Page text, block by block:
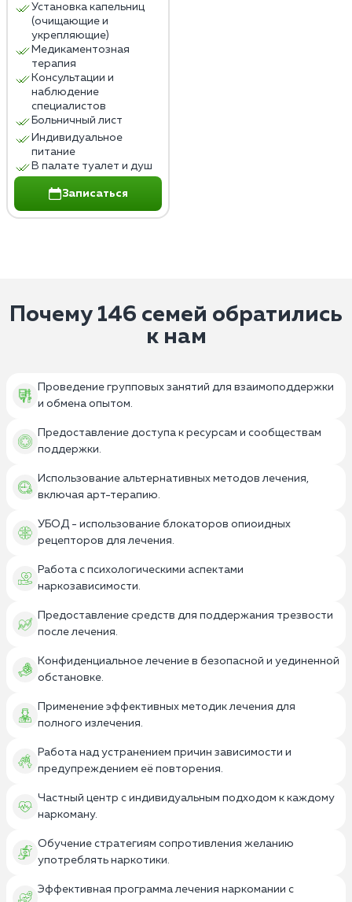
Установка капельниц
(очищающие и
укрепляющие)
Медикаментозная
терапия
Консультации и
наблюдение
специалистов
Больничный лист
Индивидуальное
питание
В палате туалет и душ
Записаться
Почему 146 семей обратились
к нам
Проведение групповых занятий для взаимоподдержки
и обмена опытом.
Предоставление доступа к ресурсам и сообществам
поддержки.
Использование альтернативных методов лечения,
включая арт-терапию.
УБОД - использование блокаторов опиоидных
рецепторов для лечения.
Работа с психологическими аспектами
наркозависимости.
Предоставление средств для поддержания трезвости
после лечения.
Конфиденциальное лечение в безопасной и уединенной
обстановке.
Применение эффективных методик лечения для
полного излечения.
Работа над устранением причин зависимости и
предупреждением её повторения.
Частный центр с индивидуальным подходом к каждому
наркоману.
Обучение стратегиям сопротивления желанию
употреблять наркотики.
Эффективная программа лечения наркомании с